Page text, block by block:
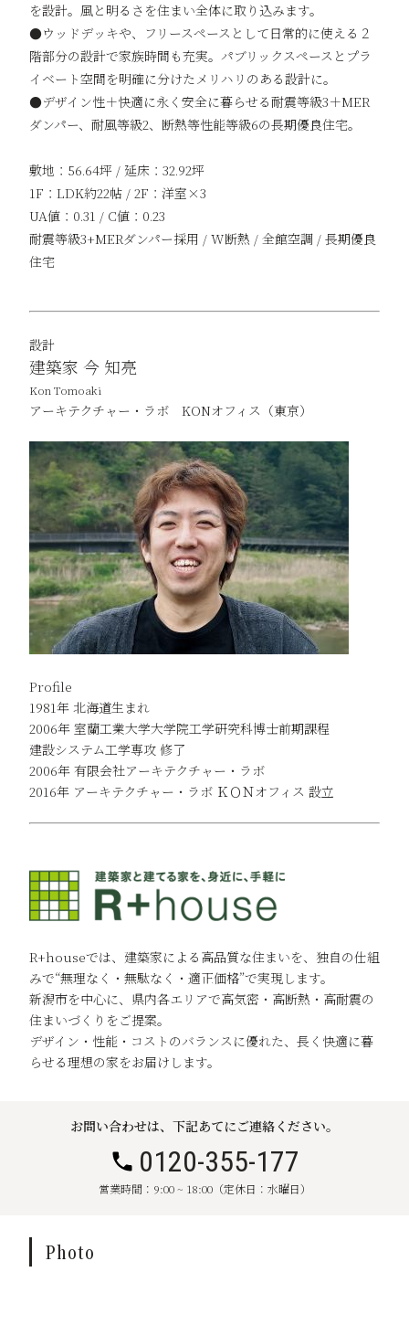
を設計。風と明るさを住まい全体に取り込みます。
●ウッドデッキや、フリースペースとして日常的に使える２
階部分の設計で家族時間も充実。パブリックスペースとプラ
イベート空間を明確に分けたメリハリのある設計に。
●デザイン性＋快適に永く安全に暮らせる耐震等級3＋MER
ダンパー、耐風等級2、断熱等性能等級6の長期優良住宅。
敷地：56.64坪 / 延床：32.92坪
1F：LDK約22帖 / 2F：洋室×3
UA値：0.31 / C値：0.23
耐震等級3+MERダンパー採用 / W断熱 / 全館空調 / 長期優良
住宅
設計
建築家 今 知亮
Kon Tomoaki
アーキテクチャー・ラボ KONオフィス（東京）
Profile
1981年 北海道生まれ
2006年 室蘭工業大学大学院工学研究科博士前期課程
建設システム工学専攻 修了
2006年 有限会社アーキテクチャー・ラボ
2016年 アーキテクチャー・ラボ ＫＯＮオフィス 設立
R+houseでは、建築家による高品質な住まいを、独自の仕組
みで“無理なく・無駄なく・適正価格”で実現します。
新潟市を中心に、県内各エリアで高気密・高断熱・高耐震の
住まいづくりをご提案。
デザイン・性能・コストのバランスに優れた、長く快適に暮
らせる理想の家をお届けします。
お問い合わせは、下記あてにご連絡ください。
0120-355-177
営業時間：9:00 ~ 18:00（定休日：水曜日）
Photo